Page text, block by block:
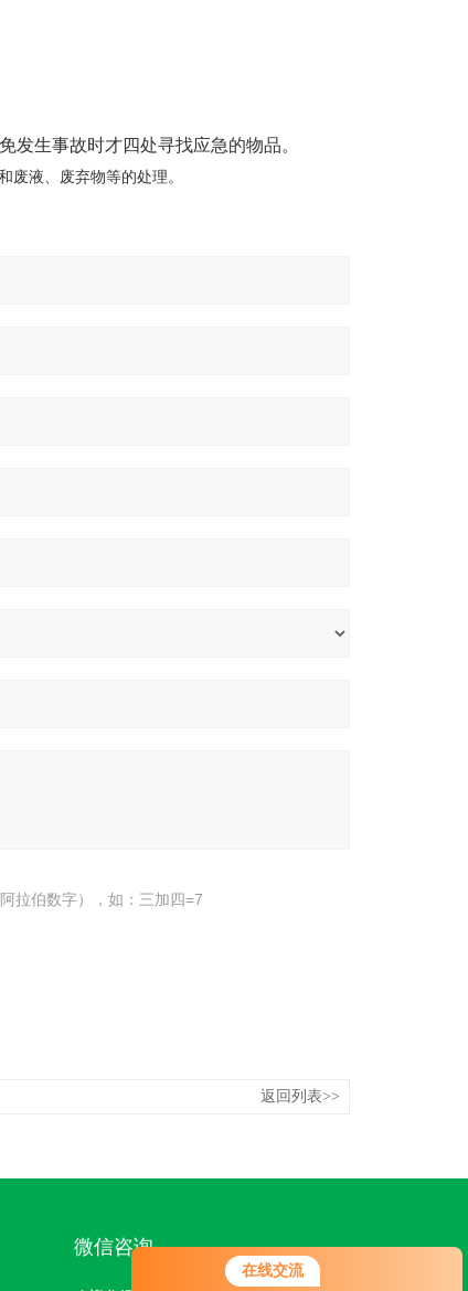
在线交流
发生事故时才四处寻找应急的物品。
废液、废弃物等的处理。
拉伯数字），如：三加四=7
返回列表>>
微信咨询